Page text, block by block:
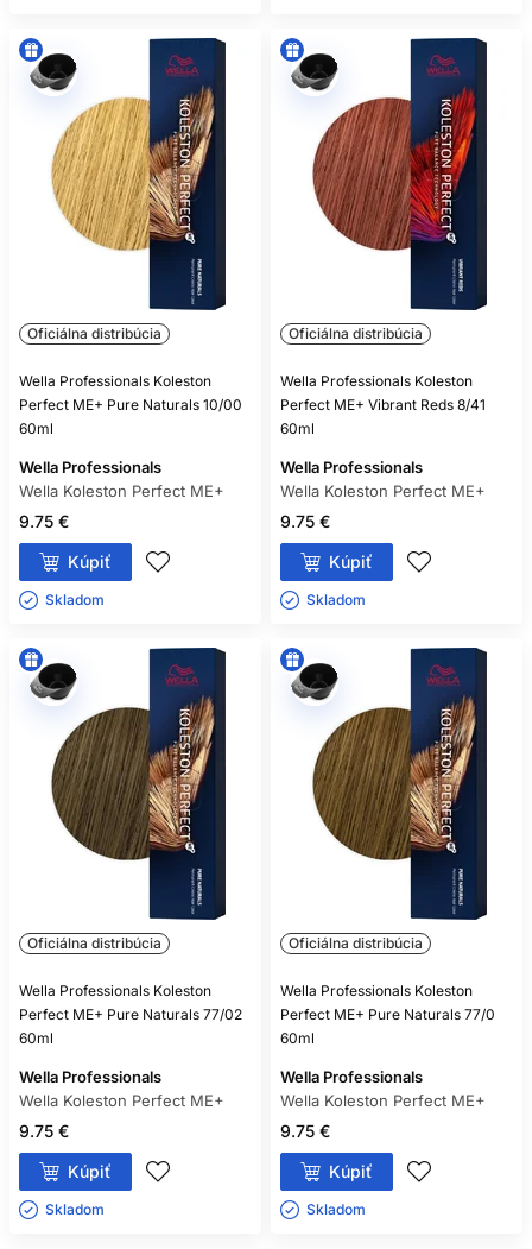
Oficiálna distribúcia
Wella Professionals Koleston
Perfect ME+ Pure Naturals 10/00
60ml
Wella Professionals
Wella Koleston Perfect ME+
9.75 €
Kúpiť
Skladom ㅤ
Oficiálna distribúcia
Wella Professionals Koleston
Perfect ME+ Vibrant Reds 8/41
60ml
Wella Professionals
Wella Koleston Perfect ME+
9.75 €
Kúpiť
Skladom ㅤ
Oficiálna distribúcia
Wella Professionals Koleston
Perfect ME+ Pure Naturals 77/02
60ml
Wella Professionals
Wella Koleston Perfect ME+
9.75 €
Kúpiť
Skladom ㅤ
Oficiálna distribúcia
Wella Professionals Koleston
Perfect ME+ Pure Naturals 77/0
60ml
Wella Professionals
Wella Koleston Perfect ME+
9.75 €
Kúpiť
Skladom ㅤ